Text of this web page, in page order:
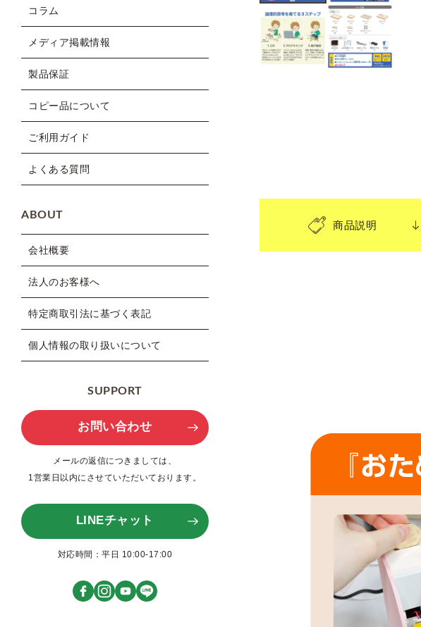
コラム
メディア掲載情報
製品保証
コピー品について
ご利用ガイド
よくある質問
ABOUT
会社概要
法人のお客様へ
特定商取引法に基づく表記
個人情報の取り扱いについて
SUPPORT
お問い合わせ
メールの返信につきましては、
1営業日以内にさせていただいております。
LINEチャット
対応時間：平日 10:00-17:00
商品説明